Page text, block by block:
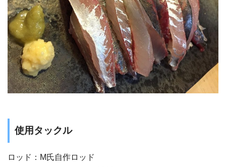
使用タックル
ロッド：M氏自作ロッド